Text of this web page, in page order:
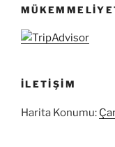
İLETIŞIM
Harita Konumu: